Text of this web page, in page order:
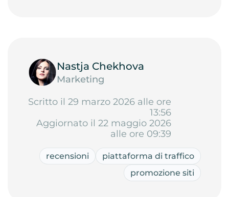
Nastja Chekhova
Marketing
Scritto il 29 marzo 2026 alle ore
13:56
Aggiornato il 22 maggio 2026
alle ore 09:39
recensioni
piattaforma di traffico
promozione siti